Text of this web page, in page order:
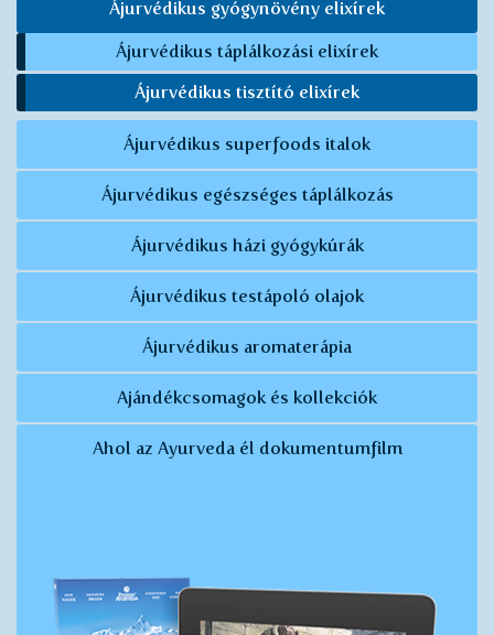
Ájurvédikus gyógynövény elixírek
Ájurvédikus táplálkozási elixírek
Ájurvédikus tisztító elixírek
Ájurvédikus superfoods italok
Ájurvédikus egészséges táplálkozás
Ájurvédikus házi gyógykúrák
Ájurvédikus testápoló olajok
Ájurvédikus aromaterápia
Ajándékcsomagok és kollekciók
Ahol az Ayurveda él dokumentumfilm